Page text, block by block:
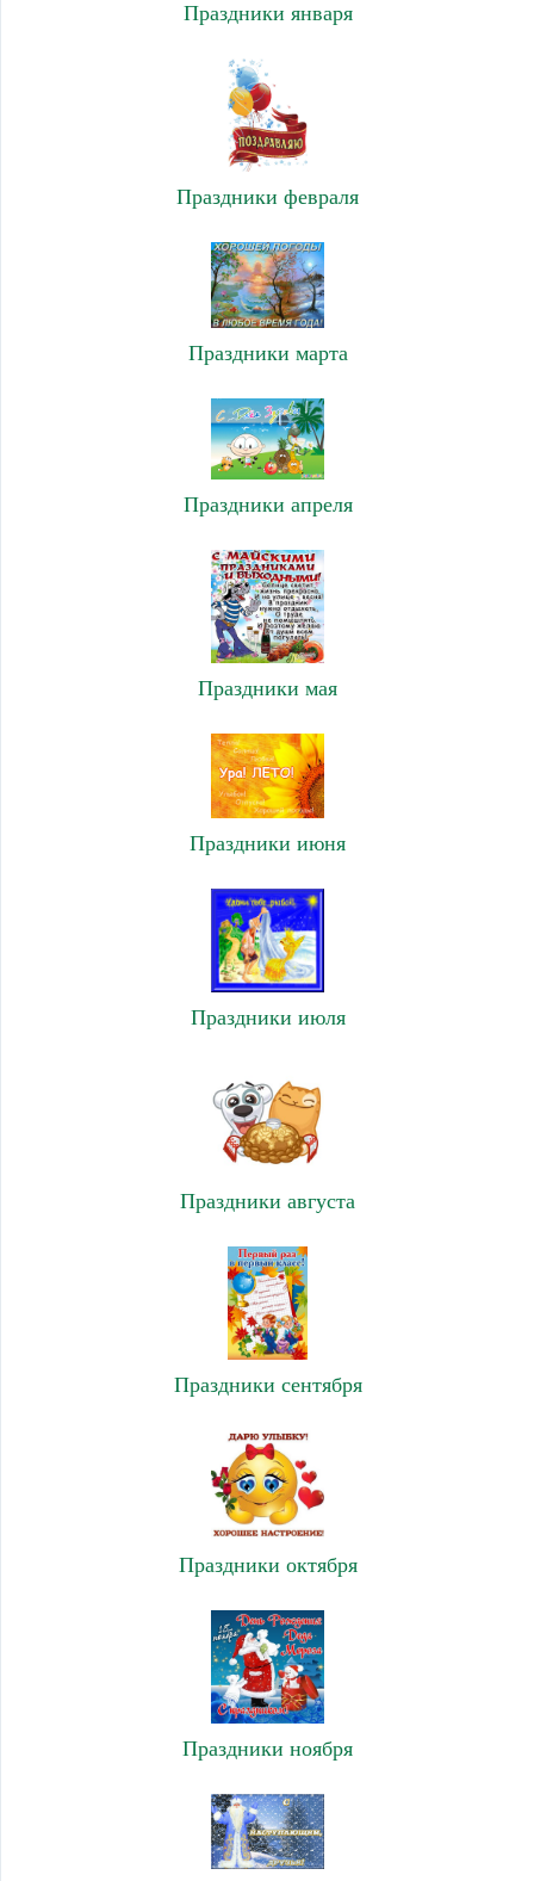
Праздники января
Праздники февраля
Праздники марта
Праздники апреля
Праздники мая
Праздники июня
Праздники июля
Праздники августа
Праздники сентября
Праздники октября
Праздники ноября